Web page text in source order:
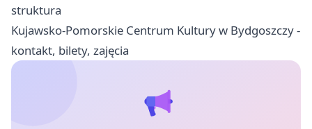
struktura
Kujawsko-Pomorskie Centrum Kultury w Bydgoszczy -
kontakt, bilety, zajęcia